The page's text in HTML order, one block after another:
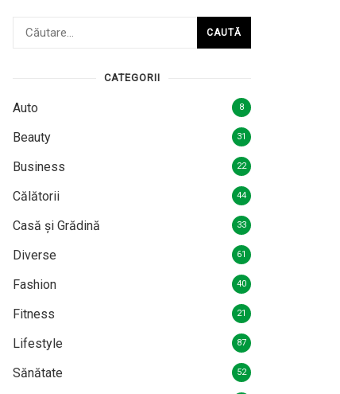
Caută
după:
CATEGORII
Auto 8
Beauty 31
Business 22
Călătorii 44
Casă și Grădină 33
Diverse 61
Fashion 40
Fitness 21
Lifestyle 87
Sănătate 52